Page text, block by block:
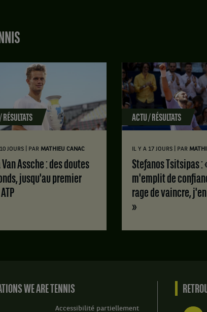
JOURS PAR MATHIEU CANAC
jusqu'au premier
ACTU / RÉSULTATS
IL Y A 17 JOURS PAR
Stefanos Tsitsipas : « Ça
m'emplit de
rage de vaincre,
»
WE ARE TENNIS
Accessibilité partiellement